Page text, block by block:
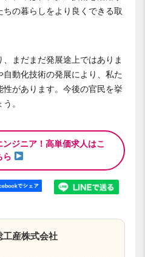
の暮らしをより良くできる取
まだまだ発展途上ではありま
動化技術の発展により、私た
があります。今後の官民を挙
。
ジニア！高単価求人はこ
ら
工産株式会社